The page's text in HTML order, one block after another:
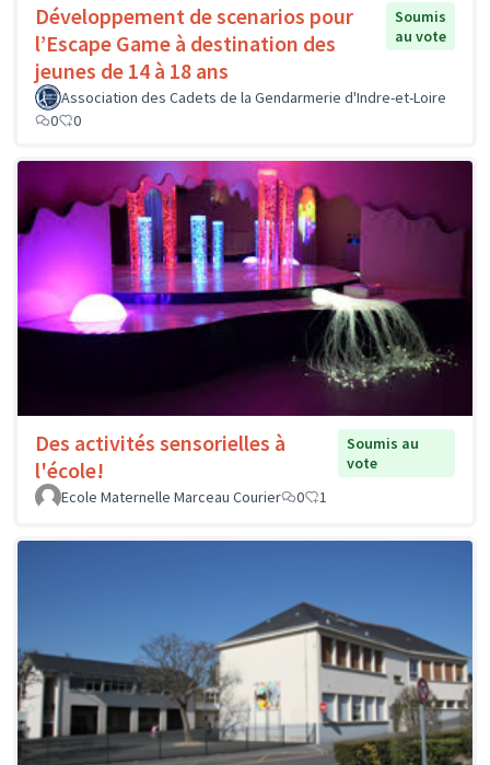
Développement de scenarios pour
l’Escape Game à destination des
jeunes de 14 à 18 ans
Soumis
au vote
Association des Cadets de la Gendarmerie d'Indre-et-Loire
0
0
Des activités sensorielles à
l'école!
Soumis au
vote
Ecole Maternelle Marceau Courier
0 1